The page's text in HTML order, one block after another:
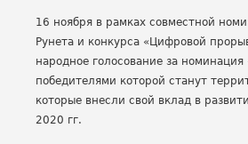
16 ноября в рамках совместной
Рунета и конкурса «Цифровой
народное голосование за номинация
победителями которой станут
которые внесли свой вклад в
2020 гг.